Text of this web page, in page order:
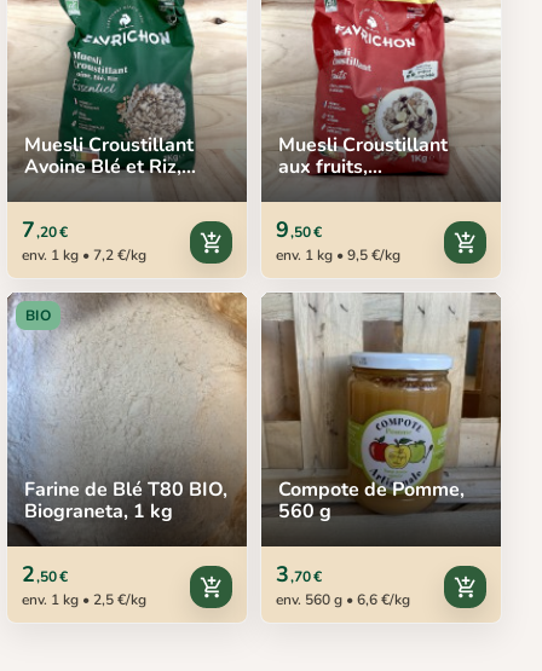
Muesli Croustillant
Avoine Blé et Riz,
FAVRICHON, 1 kg
7,20 €
env. 1 kg • 7,2 €/kg
add_shopping_cart
Muesli Croustillant
aux fruits,
9,50 €
env. 1 kg • 9,5 €/kg
add_shopping_cart
BIO
Farine de Blé T80 BIO,
Biograneta, 1 kg
2,50 €
env. 1 kg • 2,5 €/kg
add_shopping_cart
Compote de Pomme,
560 g
3,70 €
env. 560 g • 6,6 €/kg
add_shopping_cart